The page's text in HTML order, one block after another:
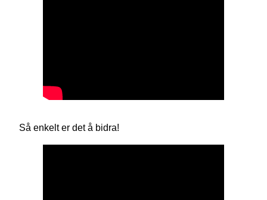
Så enkelt er det å bidra!